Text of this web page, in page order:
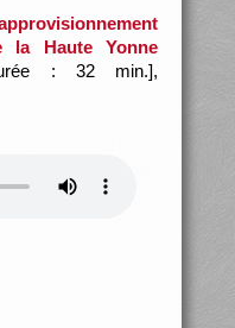
la Haute Yonne
: 32 min.],